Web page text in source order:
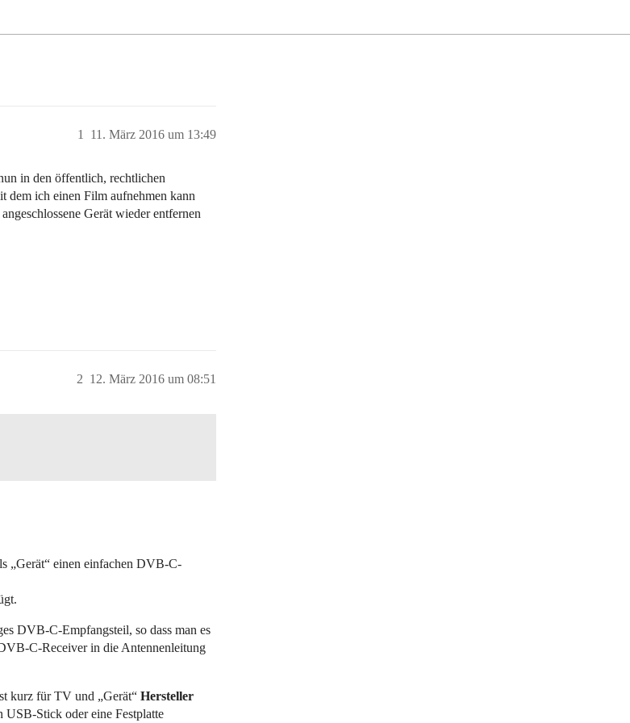
11. März 2016 um 13:49
1
in den öffentlich, rechtlichen
dem ich einen Film aufnehmen kann
Gerät wieder entfernen
12. März 2016 um 08:51
2
„Gerät“ einen einfachen DVB-C-
DVB-C-Empfangsteil, so dass man es
C-Receiver in die Antennenleitung
kurz für TV und „Gerät“ Hersteller
USB-Stick oder eine Festplatte